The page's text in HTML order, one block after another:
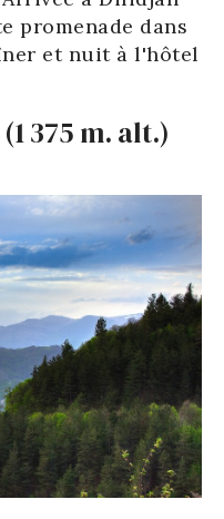
promenade dans
et nuit à l'hôtel
375 m. alt.)